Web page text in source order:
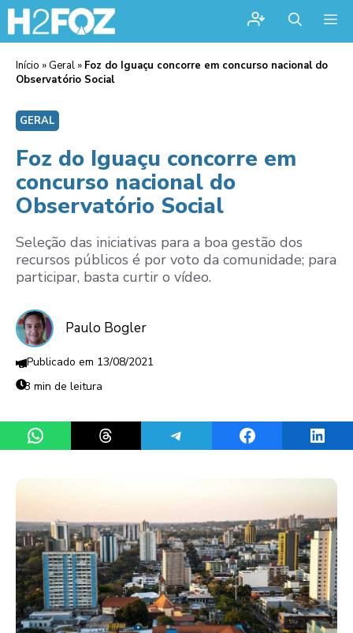
Início » Geral » Foz do Iguaçu concorre em concurso nacional do
Observatório Social
GERAL
Foz do Iguaçu concorre em
concurso nacional do
Observatório Social
Seleção das iniciativas para a boa gestão dos
recursos públicos é por voto da comunidade; para
participar, basta curtir o vídeo.
Paulo Bogler
13/08/2021
3 min de leitura
Share on WhatsAppShare on ThreadsShare on TelegramShare on Facebook